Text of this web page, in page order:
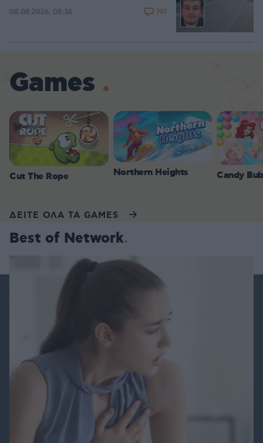
08.08.2026, 08:36 197
Games
Cut The Rope Northern Heights Candy
ΔΕΙΤΕ ΟΛΑ ΤΑ GAMES
Best of Network